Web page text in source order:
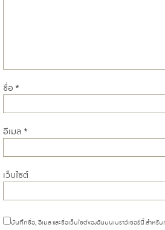
ชื่อ *
อีเมล *
เว็บไซต์
บันทึกชื่อ, อีเมล และชื่อเว็บไซต์ของฉันบนเบราว์เซอร์นี้ สำหรับ